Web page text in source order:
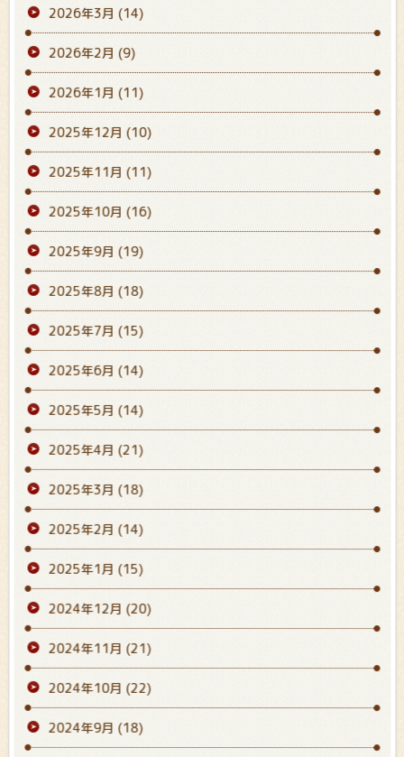
2026年3月 (14)
2026年2月 (9)
2026年1月 (11)
2025年12月 (10)
2025年11月 (11)
2025年10月 (16)
2025年9月 (19)
2025年8月 (18)
2025年7月 (15)
2025年6月 (14)
2025年5月 (14)
2025年4月 (21)
2025年3月 (18)
2025年2月 (14)
2025年1月 (15)
2024年12月 (20)
2024年11月 (21)
2024年10月 (22)
2024年9月 (18)